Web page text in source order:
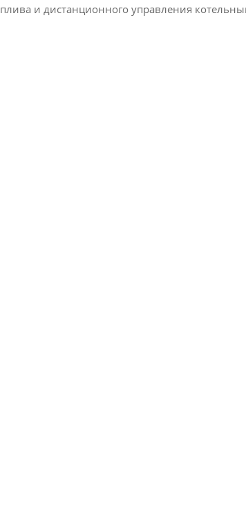
и дистанционного управления